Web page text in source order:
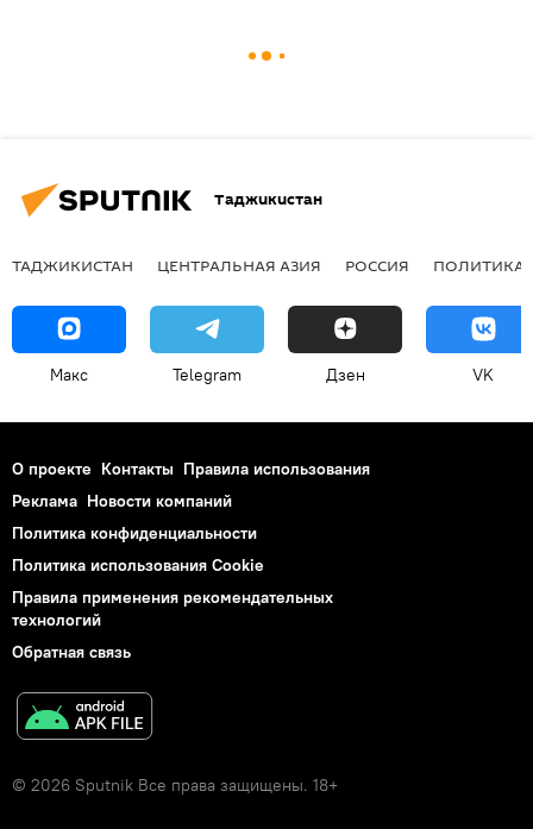
Таджикистан
ТАДЖИКИСТАН ЦЕНТРАЛЬНАЯ АЗИЯ РОССИЯ ПОЛИТИКА
Макс Telegram Дзен VK
О проекте Контакты Правила использования
Реклама Новости компаний
Политика конфиденциальности
Политика использования Cookie
Правила применения рекомендательных
технологий
Обратная связь
© 2026 Sputnik Все права защищены. 18+